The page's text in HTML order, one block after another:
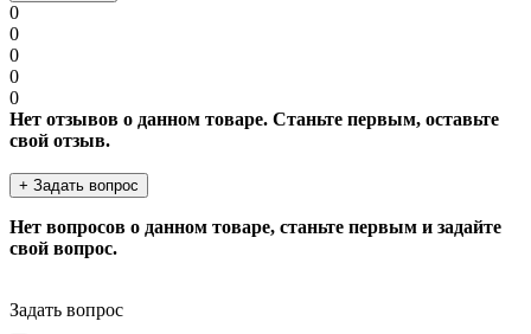
0
0
0
0
0
Нет отзывов о данном товаре. Станьте первым, оставьте
свой отзыв.
+ Задать вопрос
Нет вопросов о данном товаре, станьте первым и задайте
свой вопрос.
Задать вопрос